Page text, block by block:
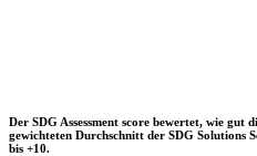
Der SDG Assessment score bewertet, wie
gewichteten Durchschnitt der SDG Solutions
bis +10.